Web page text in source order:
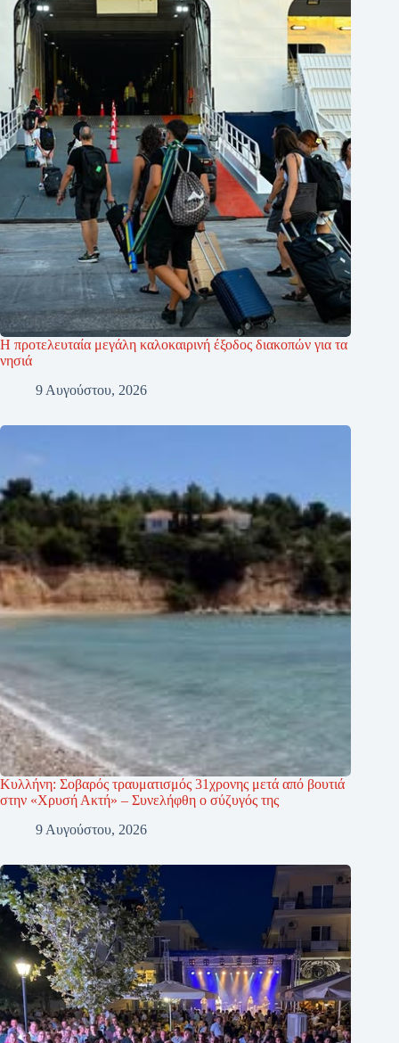
Η προτελευταία μεγάλη καλοκαιρινή έξοδος διακοπών για τα
νησιά
9 Αυγούστου, 2026
Κυλλήνη: Σοβαρός τραυματισμός 31χρονης μετά από βουτιά
στην «Χρυσή Ακτή» – Συνελήφθη ο σύζυγός της
9 Αυγούστου, 2026